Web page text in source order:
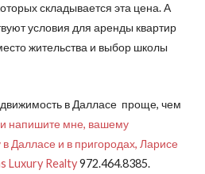
складывается эта цена. А
условия для аренды квартир
жительства и выбор школы
в Далласе проще, чем
напишите мне, вашему
Далласе и в пригородах, Ларисе
Luxury Realty972.464.8385.